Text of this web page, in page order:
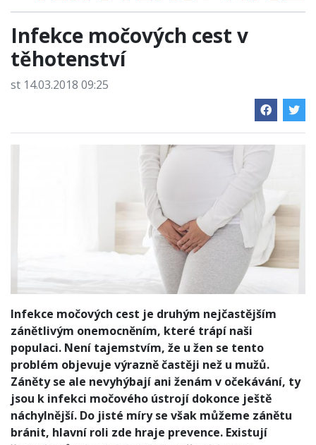
Infekce močových cest v
těhotenství
st 14.03.2018 09:25
Infekce močových cest je druhým nejčastějším
zánětlivým onemocněním, které trápí naši
populaci. Není tajemstvím, že u žen se tento
problém objevuje výrazně častěji než u mužů.
Záněty se ale nevyhýbají ani ženám v očekávání, ty
jsou k infekci močového ústrojí dokonce ještě
náchylnější. Do jisté míry se však můžeme zánětu
bránit, hlavní roli zde hraje prevence. Existují